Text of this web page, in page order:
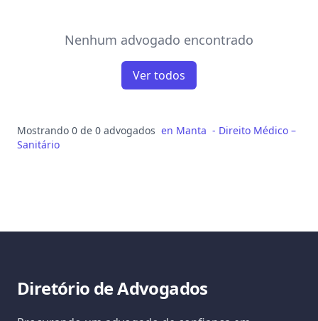
Nenhum advogado encontrado
Ver todos
Mostrando 0 de 0 advogados en Manta - Direito Médico –
Sanitário
Diretório de Advogados